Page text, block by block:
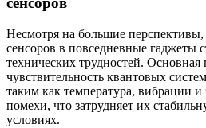
Несмотря на большие
сенсоров в повседневные гаджеты
технических трудностей.
чувствительность квантовых
таким как температура, вибрации
помехи, что затрудняет их
условиях.